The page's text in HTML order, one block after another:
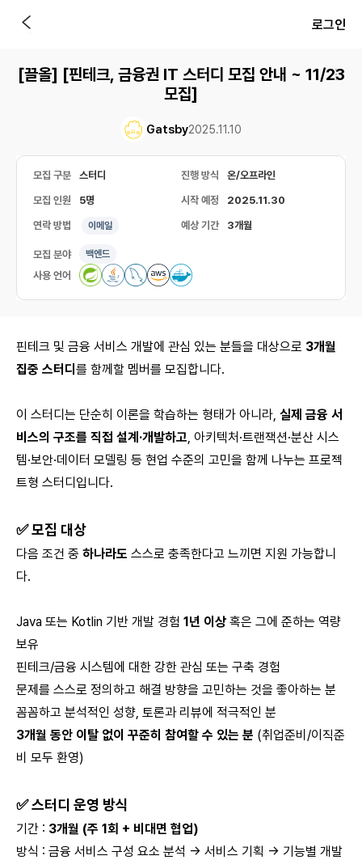
로그인
[끌올] [핀테크, 금융권 IT 스터디 모집 안내 ~ 11/23
모집]
Gatsby2025.11.10
모집 구분 스터디 진행 방식 온/오프라인
모집 인원 5명 시작 예정 2025.11.30
연락 방법 이메일 예상 기간 3개월
모집 분야 백엔드
사용 언어
핀테크 및 금융 서비스 개발에 관심 있는 분들을 대상으로 3개월
집중 스터디 를 함께할 멤버를 모집합니다.
이 스터디는 단순히 이론을 학습하는 형태가 아니라, 실제 금융 서
비스의 구조를 직접 설계·개발하고, 아키텍처·트랜잭션·분산 시스
템·보안·데이터 모델링 등 현업 수준의 고민을 함께 나누는 프로젝
트형 스터디입니다.
✅ 모집 대상
다음 조건 중 하나라도 스스로 충족한다고 느끼면 지원 가능합니
다.
Java 또는 Kotlin 기반 개발 경험 1년 이상 혹은 그에 준하는 역량
보유
핀테크/금융 시스템에 대한 강한 관심 또는 구축 경험
문제를 스스로 정의하고 해결 방향을 고민하는 것을 좋아하는 분
꼼꼼하고 분석적인 성향, 토론과 리뷰에 적극적인 분
3개월 동안 이탈 없이 꾸준히 참여할 수 있는 분 (취업준비/이직준
비 모두 환영)
✅ 스터디 운영 방식
기간 : 3개월 (주 1회 + 비대면 협업)
방식 : 금융 서비스 구성 요소 분석 → 서비스 기획 → 기능별 개발